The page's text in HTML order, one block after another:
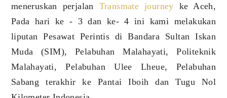
meneruskan perjalan Transmate journey ke Aceh,
Pada hari ke - 3 dan ke- 4 ini kami melakukan
liputan Pesawat Perintis di Bandara Sultan Iskan
Muda (SIM), Pelabuhan Malahayati, Politeknik
Malahayati, Pelabuhan Ulee Lheue, Pelabuhan
Sabang terakhir ke Pantai Iboih dan Tugu Nol